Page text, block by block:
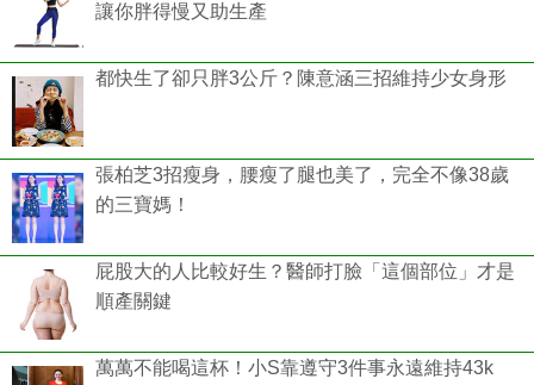
讓你胖得慢又助生產
都快生了卻只胖3公斤？陳意涵三招維持少女身形
張柏芝3招瘦身，腰瘦了腿也美了，完全不像38歲
的三寶媽！
屁股大的人比較好生？醫師打臉「這個部位」才是
順產關鍵
萬萬不能喝這杯！小S靠遵守3件事永遠維持43k